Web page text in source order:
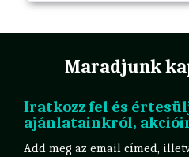
Maradjunk
Iratkozz fel és
ajánlatainkról,
Add meg az email címed,